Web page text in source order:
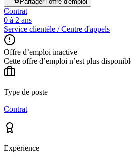
Partager l'offre d'emploi
Contrat
0 à 2 ans
Service clientèle / Centre d'appels
Offre d’emploi inactive
Cette offre d’emploi n’est plus
Type de poste
Contrat
Expérience